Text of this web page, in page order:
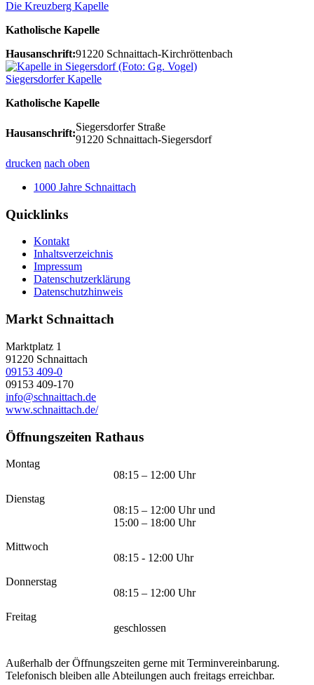
Die Kreuzberg Kapelle
Katholische Kapelle
Hausanschrift:91220 Schnaittach-Kirchröttenbach
Siegersdorfer Kapelle
Katholische Kapelle
Hausanschrift:
Siegersdorfer Straße
91220 Schnaittach-Siegersdorf
drucken nach oben
1000 Jahre Schnaittach
Quicklinks
Kontakt
Inhaltsverzeichnis
Impressum
Datenschutzerklärung
Datenschutzhinweis
Markt Schnaittach
Marktplatz 1
91220 Schnaittach
09153 409-0
09153 409-170
info@schnaittach.de
www.schnaittach.de/
Öffnungszeiten Rathaus
Montag
08:15 – 12:00 Uhr
Dienstag
08:15 – 12:00 Uhr und
15:00 – 18:00 Uhr
Mittwoch
08:15 - 12:00 Uhr
Donnerstag
08:15 – 12:00 Uhr
Freitag
geschlossen
Außerhalb der Öffnungszeiten gerne mit Terminvereinbarung.
Telefonisch bleiben alle Abteilungen auch freitags erreichbar.